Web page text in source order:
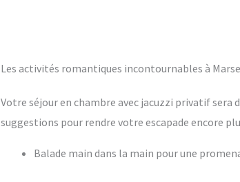
Les activités romantiques incontournables à
Votre séjour en chambre avec jacuzzi privatif sera
suggestions pour rendre votre escapade encore
Balade main dans la main pour une